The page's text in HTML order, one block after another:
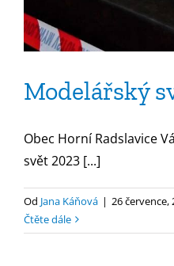
Modelářský
Obec Horní Radslavice
svět 2023 [...]
Od Jana Káňová | 26 července,
Čtěte dále